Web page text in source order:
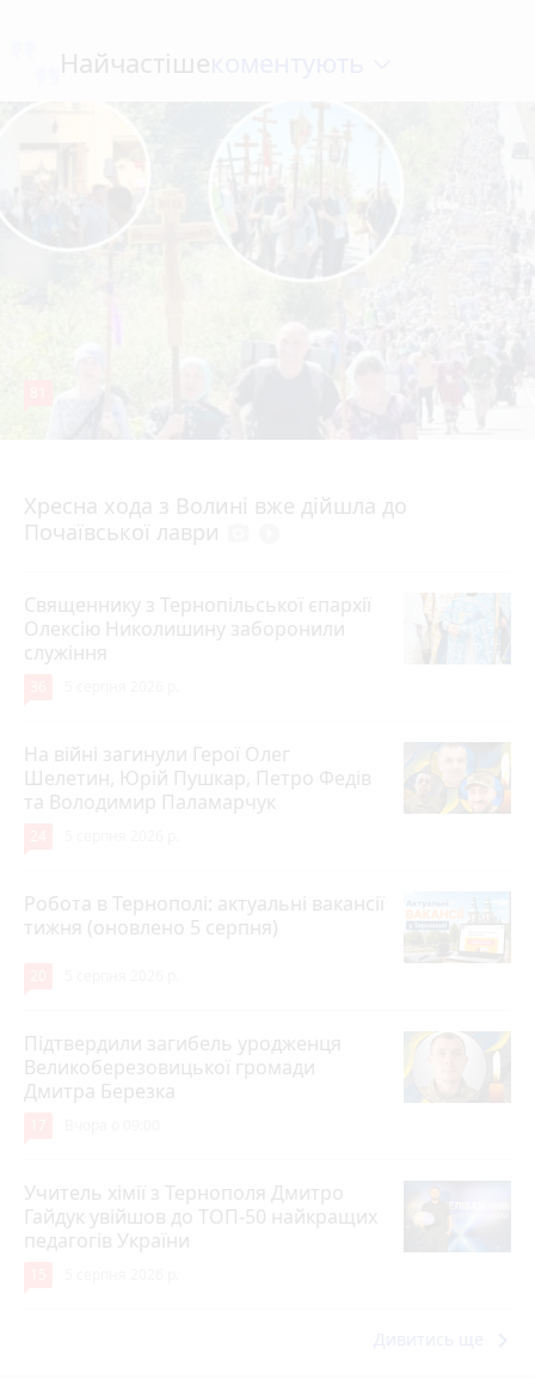
Найчастіше
Хресна хода з Волині вже дійшла до
Почаївської лаври
Священнику з Тернопільської єпархії
Олексію Николишину заборонили
служіння
На війні загинули Герої Олег
Шелетин, Юрій Пушкар, Петро Федів
та Володимир Паламарчук
Робота в Тернополі: актуальні вакансії
тижня (оновлено 5 серпня)
Підтвердили загибель уродженця
Великоберезовицької громади
Дмитра Березка
Учитель хімії з Тернополя Дмитро
Гайдук увійшов до ТОП-50 найкращих
педагогів України